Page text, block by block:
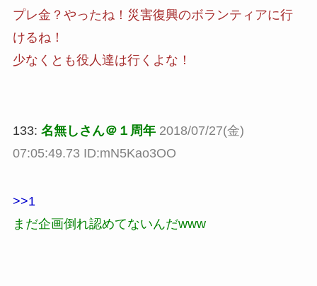
プレ金？やったね！災害復興のボランティアに行
けるね！
少なくとも役人達は行くよな！
133: 名無しさん＠１周年 2018/07/27(金)
07:05:49.73 ID:mN5Kao3OO
>>1
まだ企画倒れ認めてないんだwww